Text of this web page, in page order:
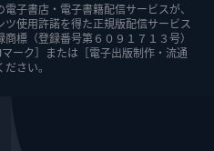
子書店・電子書籍配信サービスが、
使用許諾を得た正規版配信サービス
標（登録番号第６０９１７１３号）
ーク］または［電子出版制作・流通
さい。